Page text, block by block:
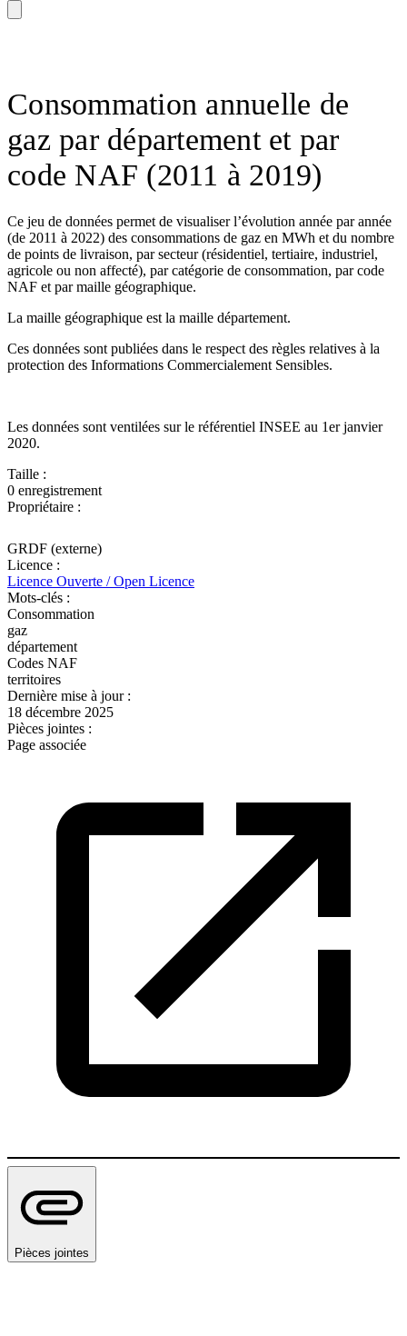
Consommation annuelle de
gaz par département et par
code NAF (2011 à 2019)
Ce jeu de données permet de visualiser l’évolution année par année
(de 2011 à 2022) des consommations de gaz en MWh et du nombre
de points de livraison, par secteur (résidentiel, tertiaire, industriel,
agricole ou non affecté), par catégorie de consommation, par code
NAF et par maille géographique.
La maille géographique est la maille département.
Ces données sont publiées dans le respect des règles relatives à la
protection des Informations Commercialement Sensibles.
Les données sont ventilées sur le référentiel INSEE au 1er janvier
2020.
Taille :
0 enregistrement
Propriétaire :
GRDF (externe)
Licence :
Licence Ouverte / Open Licence
Mots-clés :
Consommation
gaz
département
Codes NAF
territoires
Dernière mise à jour :
18 décembre 2025
Pièces jointes :
Page associée
Pièces jointes